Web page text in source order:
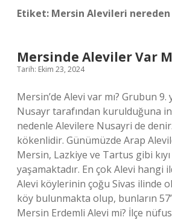
Etiket: Mersin Alevileri
Mersinde Aleviler Var
Tarih: Ekim 23, 2024
Mersin’de Alevi var mı? Grubun 9.
Nusayr tarafından kurulduğuna
nedenle Alevilere Nusayri de
kökenlidir. Günümüzde Arap
Mersin, Lazkiye ve Tartus gibi
yaşamaktadır. En çok Alevi hangi
Alevi köylerinin çoğu Sivas ilinde
köy bulunmakta olup, bunların
Mersin Erdemli Alevi mi? İlçe